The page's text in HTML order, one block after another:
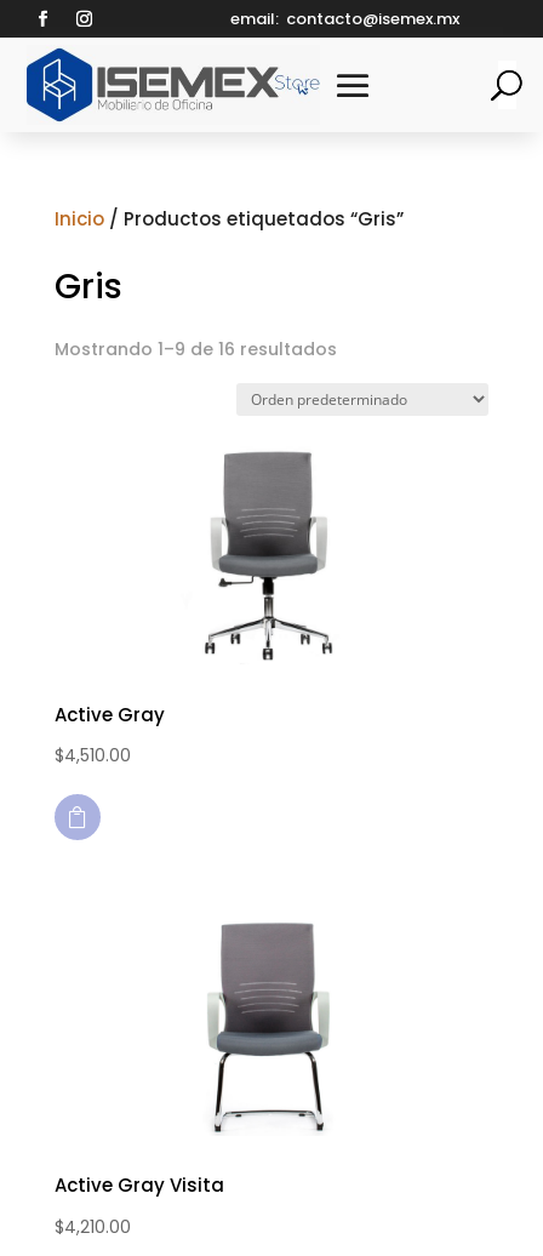
email: contacto@isemex.mx
Inicio/ Productos etiquetados “Gris”
Gris
Mostrando 1–9 de 16 resultados
Active Gray
$4,510.00

Active Gray Visita
$4,210.00